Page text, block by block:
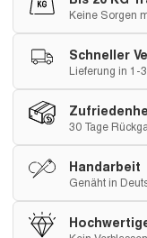
Keine Sorgen
Schneller
Lieferung in 1-
30 Tage
Handarbeit
Genäht in